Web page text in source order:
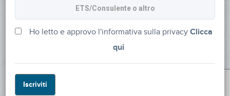
Ho letto e approvo l'informativa sulla privacyClicca
qui
Iscriviti
Powered by